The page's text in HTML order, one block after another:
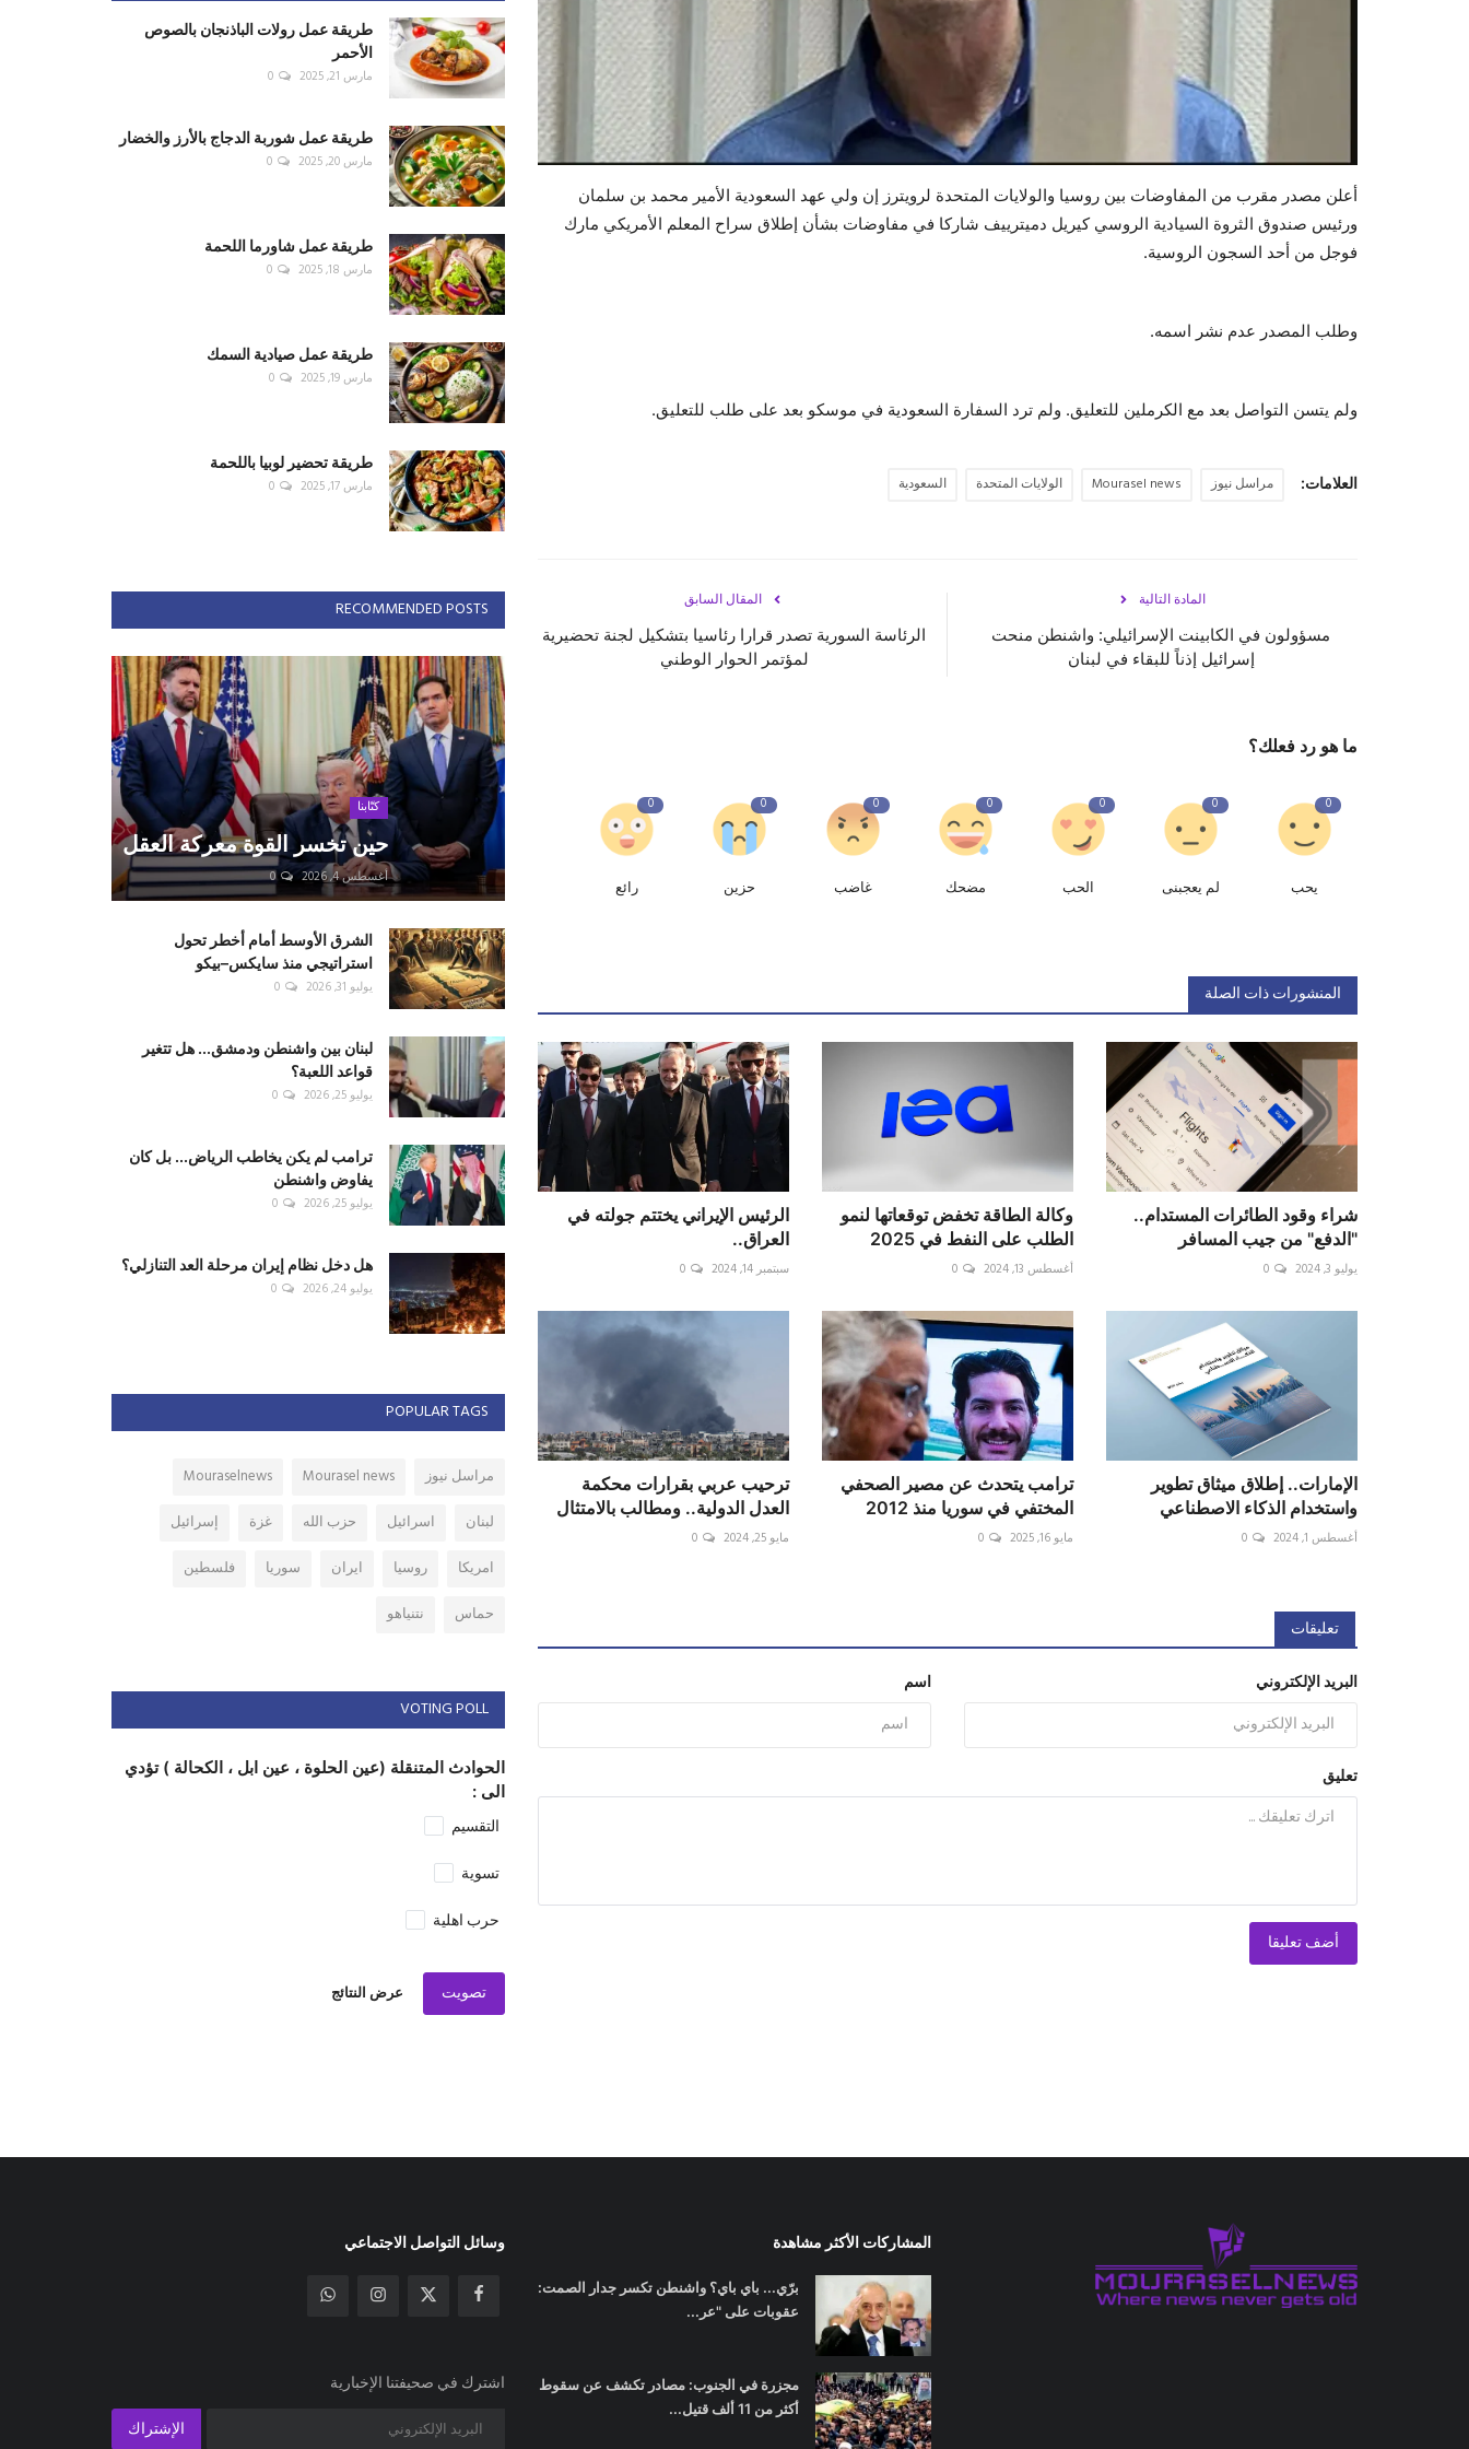
أعلن مصدر مقرب من المفاوضات بين روسيا والولايات المتحدة لرويترز إن ولي عهد السعودية الأمير محمد بن سلمان
ورئيس صندوق الثروة السيادية الروسي كيريل دميترييف شاركا في مفاوضات بشأن إطلاق سراح المعلم الأمريكي مارك
فوجل من أحد السجون الروسية.
وطلب المصدر عدم نشر اسمه.
ولم يتسن التواصل بعد مع الكرملين للتعليق. ولم ترد السفارة السعودية في موسكو بعد على طلب للتعليق.
العلامات: مراسل نيوز Mourasel news الولايات المتحدة السعودية
المقال السابق
‏الرئاسة السورية تصدر قرارا رئاسيا بتشكيل لجنة تحضيرية
لمؤتمر الحوار الوطني
المادة التالية
مسؤولون في الكابينت الإسرائيلي: واشنطن منحت
إسرائيل إذناً للبقاء في لبنان
ما هو رد فعلك؟
0
يحب
0
لم يعجبنى
0
الحب
0
مضحك
0
غاضب
0
حزين
0
رائع
المنشورات ذات الصلة
شراء وقود الطائرات المستدام..
"الدفع" من جيب المسافر
يوليو 3, 2024 0
وكالة الطاقة تخفض توقعاتها لنمو
الطلب على النفط في 2025
أغسطس 13, 2024 0
الرئيس الإيراني يختتم جولته في
العراق..
سبتمبر 14, 2024 0
الإمارات.. إطلاق ميثاق تطوير
واستخدام الذكاء الاصطناعي
أغسطس 1, 2024 0
ترامب يتحدث عن مصير الصحفي
المختفي في سوريا منذ 2012
مايو 16, 2025 0
ترحيب عربي بقرارات محكمة
العدل الدولية.. ومطالب بالامتثال
مايو 25, 2024 0
تعليقات
اسم البريد الإلكتروني
تعليق
أضف تعليقا
طريقة عمل رولات الباذنجان بالصوص
الأحمر
مارس 21, 2025 0
طريقة عمل شوربة الدجاج بالأرز والخضار
مارس 20, 2025 0
طريقة عمل شاورما اللحمة
مارس 18, 2025 0
طريقة عمل صيادية السمك
مارس 19, 2025 0
طريقة تحضير لوبيا باللحمة
مارس 17, 2025 0
RECOMMENDED POSTS
كتّابنا
حين تخسر القوة معركة العقل
أغسطس 4, 2026 0
الشرق الأوسط أمام أخطر تحول
استراتيجي منذ سايكس–بيكو
يوليو 31, 2026 0
لبنان بين واشنطن ودمشق... هل تتغير
قواعد اللعبة؟
يوليو 25, 2026 0
ترامب لم يكن يخاطب الرياض... بل كان
يفاوض واشنطن
يوليو 25, 2026 0
هل دخل نظام إيران مرحلة العد التنازلي؟
يوليو 24, 2026 0
POPULAR TAGS
مراسل نيوز Mourasel news
Mouraselnews
لبنان
اسرائيل حزب الله غزة
إسرائيل
امريكا
روسيا ايران سوريا
فلسطين
حماس
نتنياهو
VOTING POLL
الحوادث المتنقلة (عين الحلوة ، عين ابل ، الكحالة ) تؤدي
الى :
التقسيم
تسوية
حرب اهلية
تصويت عرض النتائج
المشاركات الأكثر مشاهدة
برّي... باي باي؟ واشنطن تكسر جدار الصمت:
عقوبات على "عر...
مجزرة في الجنوب: مصادر تكشف عن سقوط
أكثر من 11 ألف قتيل...
وسائل التواصل الاجتماعي
اشترك في صحيفتنا الإخبارية
الإشتراك